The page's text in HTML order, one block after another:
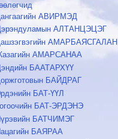
АВИРМЭД
АЛТАНЦЭЦЭГ
АМАРБАЯСГАЛАН
АМАРСАНАА
БААТАРХҮҮ
БАЙДРАГ
БАТ-ҮҮЛ
БАТ-ЭРДЭНЭ
БАТЧИМЭГ
БАЯРАА